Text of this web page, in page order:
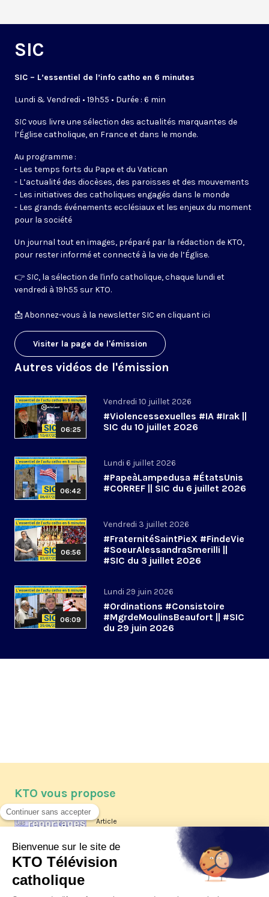
SIC
SIC – L’essentiel de l’info catho en 6 minutes
Lundi & Vendredi • 19h55 • Durée : 6 min
SICvous livre une sélection des actualités marquantes de
l’Église catholique, en France et dans le monde.
Au programme :
- Les temps forts du Pape et du Vatican
- L’actualité des diocèses, des paroisses et des mouvements
- Les initiatives des catholiques engagés dans le monde
- Les grands événements ecclésiaux et les enjeux du moment
pour la société
Un journal tout en images, préparé par la rédaction de KTO,
pour rester informé et connecté à la vie de l’Église.
👉 SIC, la sélection de l'info catholique, chaque lundi et
vendredi à 19h55 sur KTO.
📩Abonnez-vous à la newsletter SIC en cliquant ici
Visiter la page de l'émission
Autres vidéos de l'émission
06:25
Vendredi 10 juillet 2026
#Violencessexuelles #IA #Irak ||
SIC du 10 juillet 2026
06:42
Lundi 6 juillet 2026
#PapeàLampedusa #ÉtatsUnis
#CORREF || SIC du 6 juillet 2026
06:56
Vendredi 3 juillet 2026
#FraternitéSaintPieX #FindeVie
#SoeurAlessandraSmerilli ||
#SIC du 3 juillet 2026
06:09
Lundi 29 juin 2026
#Ordinations #Consistoire
#MgrdeMoulinsBeaufort || #SIC
du 29 juin 2026
KTO vous propose
Article
Les reportages d'été 2026 de KTO